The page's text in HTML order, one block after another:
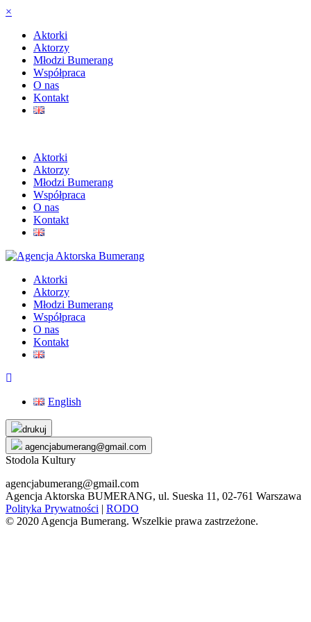
×
Aktorki
Aktorzy
Młodzi Bumerang
Współpraca
O nas
Kontakt
Aktorki
Aktorzy
Młodzi Bumerang
Współpraca
O nas
Kontakt
Aktorki
Aktorzy
Młodzi Bumerang
Współpraca
O nas
Kontakt
English
Skip
to
content
drukuj
agencjabumerang@gmail.com
Stodola Kultury
agencjabumerang@gmail.com
Agencja Aktorska BUMERANG, ul. Sueska 11, 02-761 Warszawa
Polityka Prywatności | RODO
© 2020 Agencja Bumerang. Wszelkie prawa zastrzeżone.